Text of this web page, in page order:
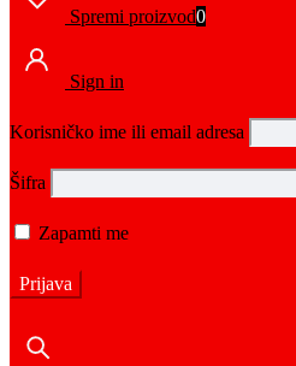
Spremi proizvod0
Sign in
Korisničko ime ili email adresa
Šifra
Zapamti me